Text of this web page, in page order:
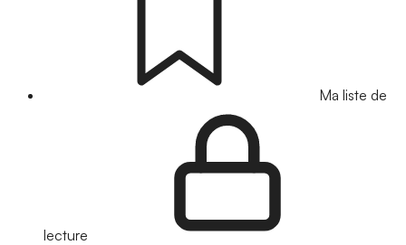
Ma liste de
lecture